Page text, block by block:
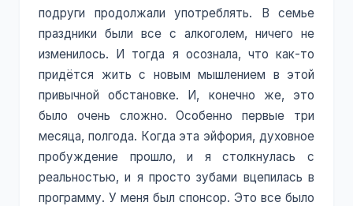
подруги продолжали употреблять. В семье
праздники были все с алкоголем, ничего не
изменилось. И тогда я осознала, что как-то
придётся жить с новым мышлением в этой
привычной обстановке. И, конечно же, это
было очень сложно. Особенно первые три
месяца, полгода. Когда эта эйфория, духовное
пробуждение прошло, и я столкнулась с
реальностью, и я просто зубами вцепилась в
программу. У меня был спонсор. Это все было